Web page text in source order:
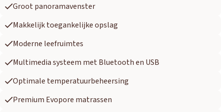
Groot panoramavenster
Makkelijk toegankelijke opslag
Moderne leefruimtes
Multimedia systeem met Bluetooth en USB
Optimale temperatuurbeheersing
Premium Evopore matrassen